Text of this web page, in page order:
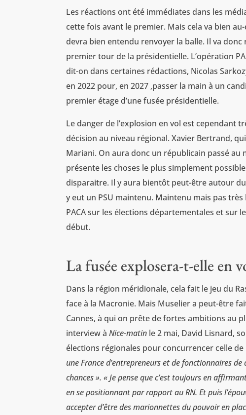
Les réactions ont été immédiates dans les
cette fois avant le premier. Mais cela va bien
devra bien entendu renvoyer la balle. Il va
premier tour de la présidentielle. L’opération
dit-on dans certaines rédactions, Nicolas
en 2022 pour, en 2027 ,passer la main à un
premier étage d’une fusée présidentielle.
Le danger de l’explosion en vol est cependant
décision au niveau régional. Xavier Bertrand,
Mariani. On aura donc un républicain passé au
présente les choses le plus simplement
disparaitre. Il y aura bientôt peut-être autour
y eut un PSU maintenu. Maintenu mais pas
PACA sur les élections départementales et sur
début.
La fusée explosera-t-elle en
Dans la région méridionale, cela fait le jeu du
face à la Macronie. Mais Muselier a peut-être
Cannes, à qui on prête de fortes ambitions au
interview àNice-matin le 2 mai, David Lisnard,
élections régionales pour concurrencer celle
une France d’entrepreneurs et de fonctionnaires
chances ». « Je pense que c’est toujours en
en se positionnant par rapport au RN. Et puis
accepter d’être des marionnettes du pouvoir en